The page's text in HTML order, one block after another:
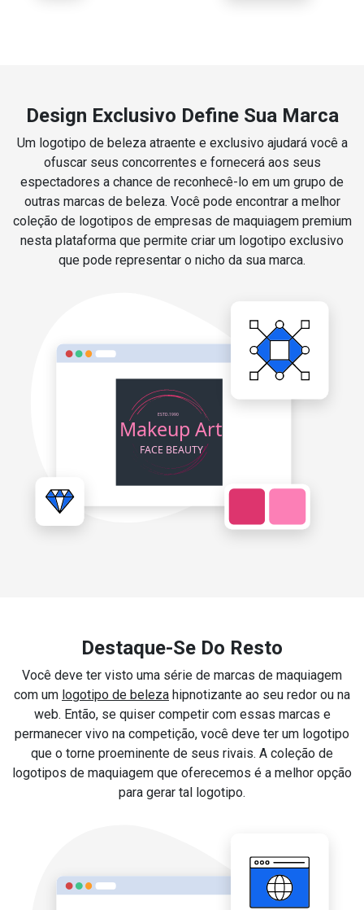
Design Exclusivo Define Sua Marca
Um logotipo de beleza atraente e exclusivo ajudará você a
ofuscar seus concorrentes e fornecerá aos seus
espectadores a chance de reconhecê-lo em um grupo de
outras marcas de beleza. Você pode encontrar a melhor
coleção de logotipos de empresas de maquiagem premium
nesta plataforma que permite criar um logotipo exclusivo
que pode representar o nicho da sua marca.
Destaque-Se Do Resto
Você deve ter visto uma série de marcas de maquiagem
com um logotipo de beleza hipnotizante ao seu redor ou na
web. Então, se quiser competir com essas marcas e
permanecer vivo na competição, você deve ter um logotipo
que o torne proeminente de seus rivais. A coleção de
logotipos de maquiagem que oferecemos é a melhor opção
para gerar tal logotipo.